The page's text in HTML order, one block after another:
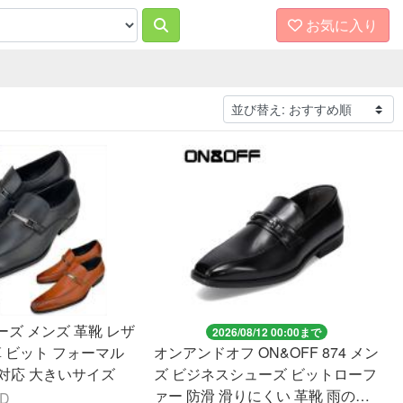
お気に入り
ズ メンズ 革靴 レザ
ビット フォーマル
応 大きいサイズ
2026/08/12 00:00まで
オンアンドオフ ON&OFF 874 メン
ズ ビジネスシューズ ビットローフ
ァー 防滑 滑りにくい 革靴 雨の日